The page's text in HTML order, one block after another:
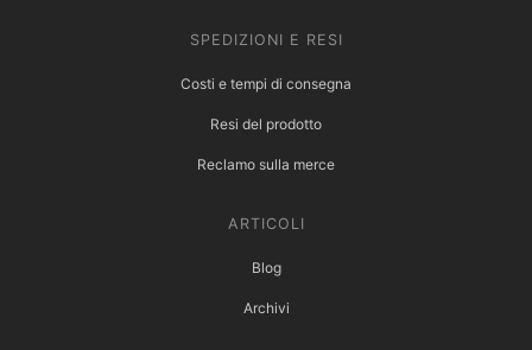
SPEDIZIONI E RESI
Costi e tempi di consegna
Resi del prodotto
Reclamo sulla merce
ARTICOLI
Blog
Archivi